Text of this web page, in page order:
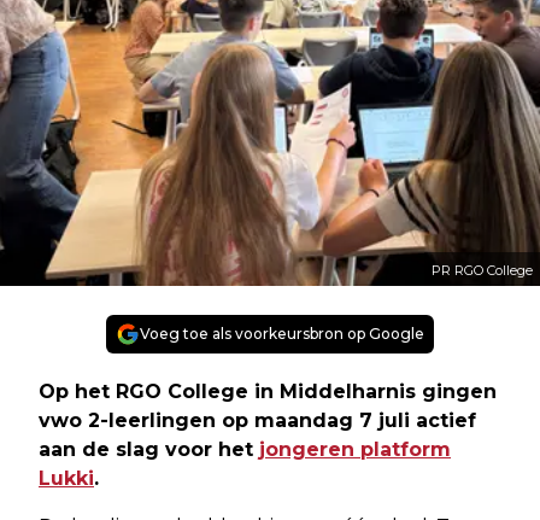
PR RGO College
Voeg toe als voorkeursbron op Google
Op het RGO College in Middelharnis gingen
vwo 2-leerlingen op maandag 7 juli actief
aan de slag voor het jongeren platform
Lukki.